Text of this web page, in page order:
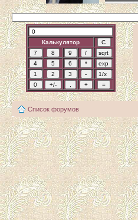
Калькулятор
Список форумов